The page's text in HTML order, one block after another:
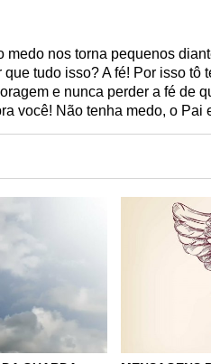
medo nos torna pequenos
tudo isso? A fé! Por isso tô
e nunca perder a fé de
você! Não tenha medo, o Pai